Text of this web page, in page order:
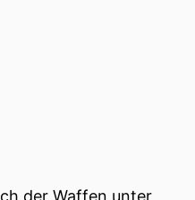
der Waffen unter